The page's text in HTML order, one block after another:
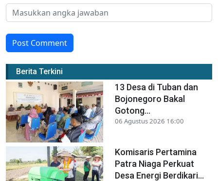
Post Comment
Berita Terkini
13 Desa di Tuban dan
Bojonegoro Bakal
Gotong...
06 Agustus 2026 16:00
Komisaris Pertamina
Patra Niaga Perkuat
Desa Energi Berdikari...